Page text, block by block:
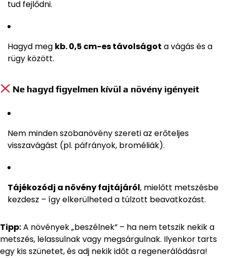
tud fejlődni.
Hagyd meg kb. 0,5 cm-es távolságot a vágás és a
rügy között.
Ne hagyd figyelmen kívül a növény igényeit
Nem minden szobanövény szereti az erőteljes
visszavágást (pl. páfrányok, broméliák).
Tájékozódj a növény fajtájáról, mielőtt metszésbe
kezdesz – így elkerülheted a túlzott beavatkozást.
Tipp:A növények „beszélnek” – ha nem tetszik nekik a
metszés, lelassulnak vagy megsárgulnak. Ilyenkor tarts
egy kis szünetet, és adj nekik időt a regenerálódásra!